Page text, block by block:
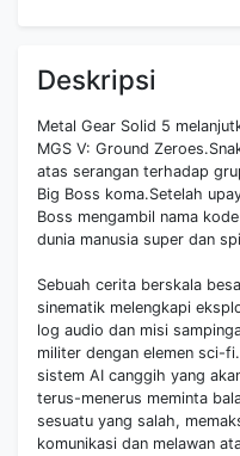
Deskripsi
Metal Gear Solid 5
MGS V: Ground
atas serangan terhadap
Big Boss koma.Setelah
Boss mengambil nama
dunia manusia super dan
Sebuah cerita berskala
sinematik melengkapi
log audio dan misi
militer dengan elemen sci-
sistem AI canggih yang
terus-menerus meminta
sesuatu yang salah,
komunikasi dan melawan